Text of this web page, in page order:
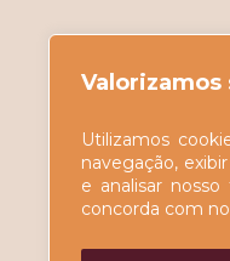
Utilizamos
navegação,
e analisar
concorda com